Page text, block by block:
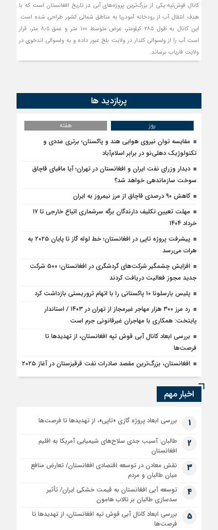
کانال قوش‌تپه یکی از بزرگ‌ترین پروژه‌های آبی در تاریخ افغانستان است که با
هدف انتقال آب از رودخانه آمودریا به مناطق شمالی کشور طراحی شده است.
این کانال به طول ۲۸۵ کیلومتر، عرض متوسط ۱۰۰ متر و عمق ۸٫۵ متر، قرار
است آب را از ولسوالی کلدار در ولایت بلخ عبور داده و به ولسوالی اندخوی در
ولایت فاریاب برساند.
پربازدید ها
روز
هفته
مقایسه توان نیروی هوایی هند و پاکستان؛ برتری عددی و
تکنولوژیک دهلی‌نو در برابر اسلام‌آباد
دیدار وزرای نفت ایران و افغانستان در تهران؛ آیا مافیای قاچاق
سوخت سازماندهی خواهد شد؟
کاهش ۹۰ درصدی قاچاق از مرز نیمروز به ایران
مهلت تعیین تکلیف دارندگان برگه سرشماری اتباع خارجی تا ۱۷
خرداد ۱۴۰۴
پیشرفت پروژه تاپی در افغانستان؛ خط لوله گاز تا پایان ۲۰۲۵ به
هرات می‌رسد
افزایش چشمگیر شرکت‌های گردشگری در افغانستان؛ ۵۰۰ شرکت
جدید مجوز فعالیت دریافت کردند
پلیس بارسلونا ۱۰ پاکستانی را با اتهام تروریستی بازداشت کرد
رد مرز ۳۰۰ هزار مهاجر غیرمجاز از تهران در ۱۴۰۳ / استاندار
پایتخت: همکاری با مهاجران غیرقانونی جرم است
بررسی ابعاد کانال آبی قوش تپه افغانستان، از تهدیدها تا
فرصت‌ها
افغانستان، بزرگ‌ترین مقصد صادرات نفت قرقيزستان در آغاز ۲۰۲۵
اخبار مهم
1 بررسی ابعاد پروژه گازی «تاپی»، از تهدیدها تا فرصت‌ها
2
طالبان: آسیب جدی سلاح‌های شیمیایی آمریکا به اقلیم
افغانستان
3
نقش معادن در توسعه اقتصادی افغانستان/ تعارض منافع
میان طالبان و مردم
4
توسعه آبی افغانستان به قیمت خشکی ایران/ تأثیر
سدسازی طالبان بر تالاب هامون
5
بررسی ابعاد کانال آبی قوش تپه افغانستان، از تهدیدها تا
فرصت‌ها